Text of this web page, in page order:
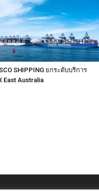
SHIPPING ยกระดับบริการ
East Australia